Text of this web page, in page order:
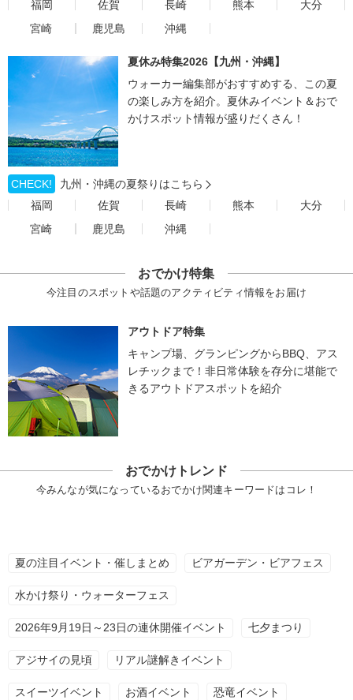
福岡
佐賀 長崎 熊本
大分
宮崎
鹿児島 沖縄
夏休み特集2026【九州・沖縄】
ウォーカー編集部がおすすめする、この夏
の楽しみ方を紹介。夏休みイベント＆おで
かけスポット情報が盛りだくさん！
CHECK!
九州・沖縄の夏祭りはこちら
福岡
佐賀 長崎 熊本
大分
宮崎
鹿児島 沖縄
おでかけ特集
今注目のスポットや話題のアクティビティ情報をお届け
アウトドア特集
キャンプ場、グランピングからBBQ、アス
レチックまで！非日常体験を存分に堪能で
きるアウトドアスポットを紹介
おでかけトレンド
今みんなが気になっているおでかけ関連キーワードはコレ！
夏の注目イベント・催しまとめ ビアガーデン・ビアフェス
水かけ祭り・ウォーターフェス
2026年9月19日～23日の連休開催イベント 七夕まつり
アジサイの見頃 リアル謎解きイベント
スイーツイベント お酒イベント 恐竜イベント